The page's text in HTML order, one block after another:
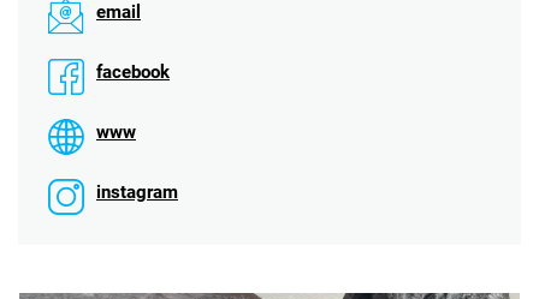
email
facebook
www
instagram